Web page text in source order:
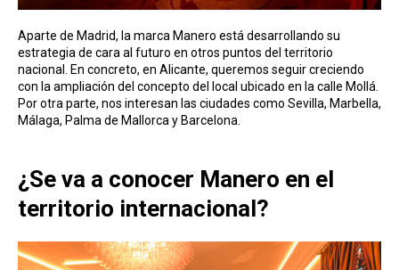
Aparte de Madrid, la marca Manero está desarrollando su
estrategia de cara al futuro en otros puntos del territorio
nacional. En concreto, en Alicante, queremos seguir creciendo
con la ampliación del concepto del local ubicado en la calle Mollá.
Por otra parte, nos interesan las ciudades como Sevilla, Marbella,
Málaga, Palma de Mallorca y Barcelona.
¿Se va a conocer Manero en el
territorio internacional?